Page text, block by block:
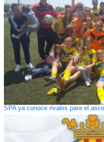
SPA ya conoce rivales para el